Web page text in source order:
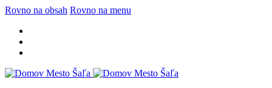
Rovno na obsah Rovno na menu